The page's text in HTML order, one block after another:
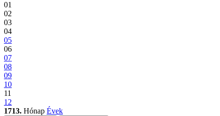
01
02
03
04
05
06
07
08
09
10
11
12
1713. Hónap Évek